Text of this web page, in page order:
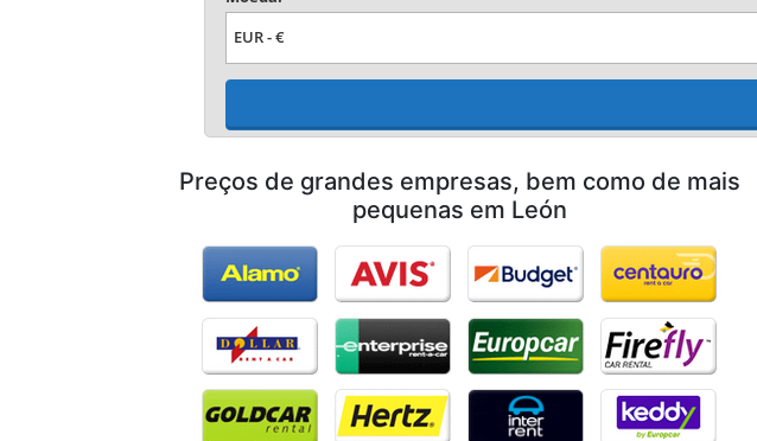
Preços de grandes empresas, bem como de mais
pequenas em León